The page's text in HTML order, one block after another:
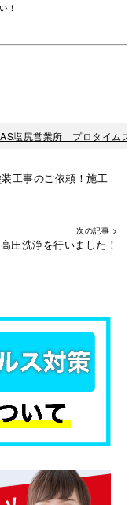
！
塩尻営業所 プロタイムズ
工事のご依頼！施工
次の記事 >
圧洗浄を行いました！